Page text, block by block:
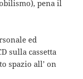
pena il
ed
sulla cassetta
spazio all’ on